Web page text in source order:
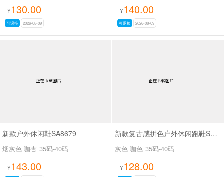
¥130.00
可退换 2026-08-09
¥140.00
可退换 2026-08-09
新款户外休闲鞋SA8679
烟灰色 咖杏 35码-40码
¥143.00
新款复古感拼色户外休闲跑鞋SA356-6
灰色 咖色 35码-40码
¥128.00